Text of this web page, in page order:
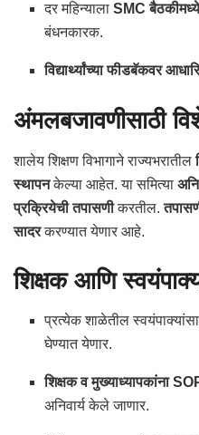
दर महिन्यालाSMC
बंधनकारक.
विद्यार्थ्यांच्या फीडबॅकवर
अंमलबजावणीसाठी
शालेय शिक्षण विभागाने राज्यभरातील
स्थापनकेल्या आहेत. या समित्या
प्रक्रियेची तपासणीकरतील.
सादरकरण्यात येणार आहे.
शिक्षक आणि
प्रत्येक शाळेतील
घेण्यात येणार.
शिक्षक व मुख्याध्यापकांना
अनिवार्य केले जाणार.